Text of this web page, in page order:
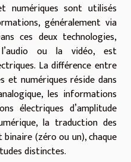
numériques sont utilisés
généralement via
ces deux technologies,
ou la vidéo, est
La différence entre
et numériques réside dans
les informations
électriques d’amplitude
la traduction des
(zéro ou un), chaque
distinctes.